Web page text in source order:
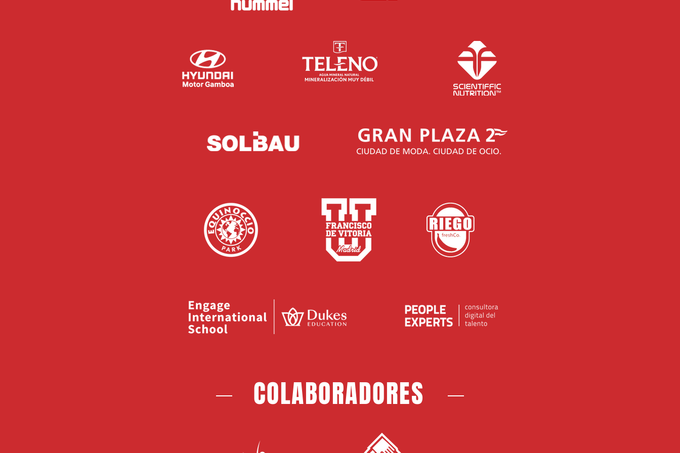
COLABORADORES